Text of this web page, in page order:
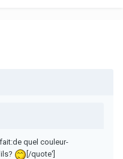
quel couleur-
[/quote']